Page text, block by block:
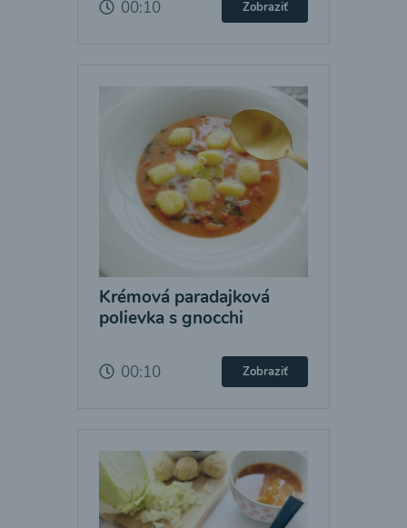
00:10 Zobraziť
Krémová paradajková
polievka s gnocchi
00:10 Zobraziť